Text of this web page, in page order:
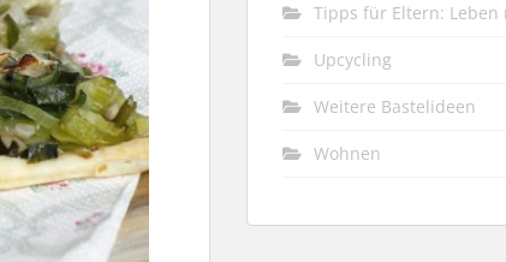
Tipps für Eltern:
Upcycling
Weitere Bastelideen
Wohnen